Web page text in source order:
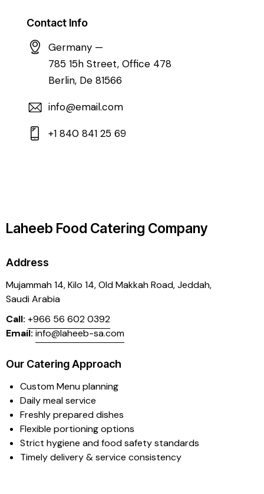
Contact Info
Germany —
785 15h Street, Office 478
Berlin, De 81566
info@email.com
+1 840 841 25 69
Laheeb Food Catering Company
Address
Mujammah 14, Kilo 14,Old Makkah Road, Jeddah,
Saudi Arabia
Call: +966 56 602 0392
Email:info@laheeb-sa.com
Our Catering Approach
Custom Menu planning
Daily meal service
Freshly prepared dishes
Flexible portioning options
Strict hygiene and food safety standards
Timely delivery & service consistency